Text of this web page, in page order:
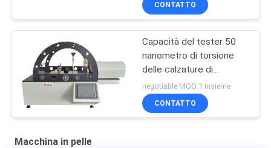
CONTATTO
Capacità del tester 50
nanometro di torsione
delle calzature di
controllo dello SpA di
GB/T 32024
negotiable MOQ:1 insieme
CONTATTO
Macchina in pelle